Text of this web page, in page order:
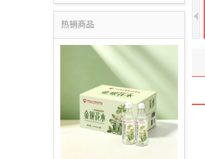
热销商品